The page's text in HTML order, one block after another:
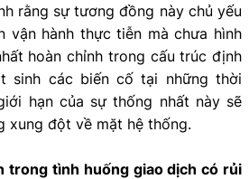
rằng sự tương đồng này chủ yếu
vận hành thực tiễn mà chưa hình
hoàn chỉnh trong cấu trúc định
sinh các biến cố tại những thời
hạn của sự thống nhất này sẽ
xung đột về mặt hệ thống.
trong tình huống giao dịch có rủi